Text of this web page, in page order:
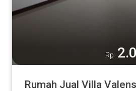
Lainnya:
Rp
Rumah Jual Villa